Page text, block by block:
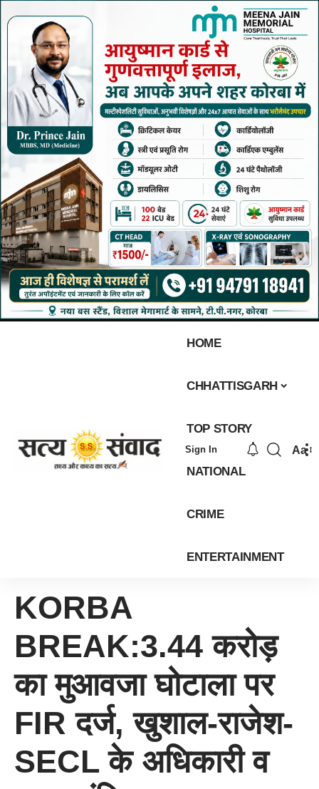
HOME
CHHATTISGARH
TOP STORY
NATIONAL
CRIME
ENTERTAINMENT
Sign In Aa
KORBA
BREAK:3.44 करोड़
का मुआवजा घोटाला पर
FIR दर्ज, खुशाल-राजेश-
SECL के अधिकारी व